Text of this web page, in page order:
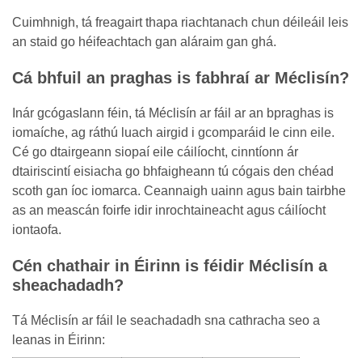
Cuimhnigh, tá freagairt thapa riachtanach chun déileáil leis
an staid go héifeachtach gan aláraim gan ghá.
Cá bhfuil an praghas is fabhraí ar Méclisín?
Inár gcógaslann féin, tá Méclisín ar fáil ar an bpraghas is
iomaíche, ag ráthú luach airgid i gcomparáid le cinn eile.
Cé go dtairgeann siopaí eile cáilíocht, cinntíonn ár
dtairiscintí eisiacha go bhfaigheann tú cógais den chéad
scoth gan íoc iomarca. Ceannaigh uainn agus bain tairbhe
as an meascán foirfe idir inrochtaineacht agus cáilíocht
iontaofa.
Cén chathair in Éirinn is féidir Méclisín a
sheachadadh?
Tá Méclisín ar fáil le seachadadh sna cathracha seo a
leanas in Éirinn: